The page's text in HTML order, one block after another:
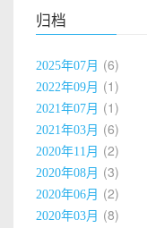
归档
2025年07月 6
2022年09月 1
2021年07月 1
2021年03月 6
2020年11月 2
2020年08月 3
2020年06月 2
2020年03月 8